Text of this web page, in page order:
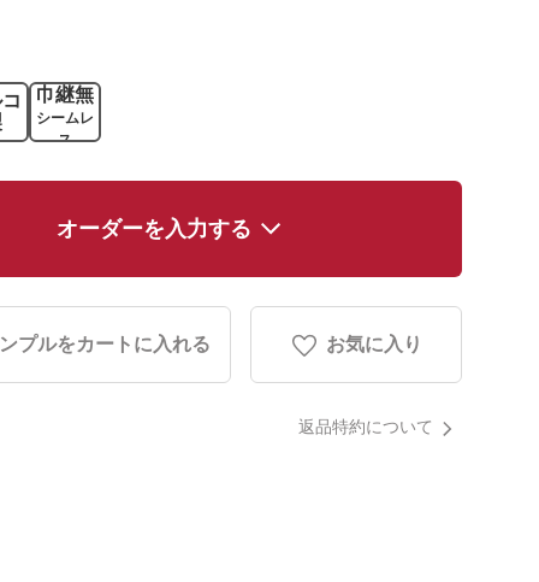
コ
巾継無
シームレ
ス
オーダーを入力する
プルをカートに入れる お気に入り
返品特約について